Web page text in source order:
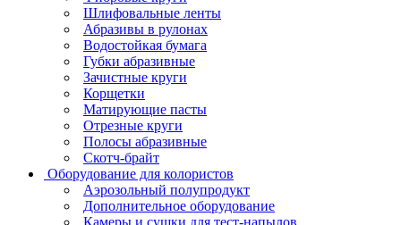
Шлифовальные ленты
Абразивы в рулонах
Водостойкая бумага
Губки абразивные
Зачистные круги
Корщетки
Матирующие пасты
Отрезные круги
Полосы абразивные
Скотч-брайт
Оборудование для колористов
Аэрозольный полупродукт
Дополнительное оборудование
Камеры и сушки для тест-напылов